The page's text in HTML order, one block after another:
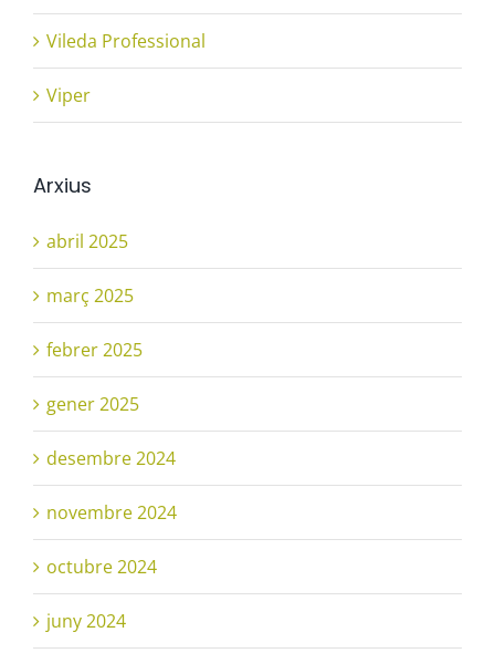
Vileda Professional
Viper
Arxius
abril 2025
març 2025
febrer 2025
gener 2025
desembre 2024
novembre 2024
octubre 2024
juny 2024